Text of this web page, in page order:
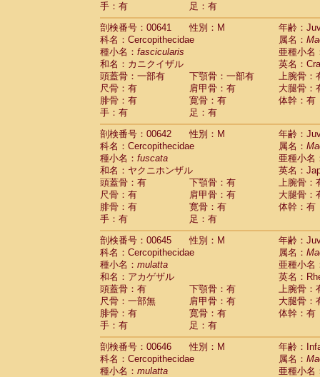
手：有
足：有
剖検番号：00641
性別：M
年齢：
科名：Cercopithecidae
属名：
種小名： fascicularis
亜種小名
和名：カニクイザル
英名：
頭蓋骨：一部有
下顎骨：一部有
上腕骨：
尺骨：有
肩甲骨：有
大腿骨：
腓骨：有
寛骨：有
体幹：有
手：有
足：有
剖検番号：00642
性別：M
年齢：
科名：Cercopithecidae
属名：
種小名： fuscata
亜種小名
和名：ヤクニホンザル
英名：
頭蓋骨：有
下顎骨：有
上腕骨：
尺骨：有
肩甲骨：有
大腿骨：
腓骨：有
寛骨：有
体幹：有
手：有
足：有
剖検番号：00645
性別：M
年齢：
科名：Cercopithecidae
属名：
種小名： mulatta
亜種小名
和名：アカゲザル
英名：
頭蓋骨：有
下顎骨：有
上腕骨：
尺骨：一部無
肩甲骨：有
大腿骨：
腓骨：有
寛骨：有
体幹：有
手：有
足：有
剖検番号：00646
性別：M
年齢：
科名：Cercopithecidae
属名：
種小名： mulatta
亜種小名